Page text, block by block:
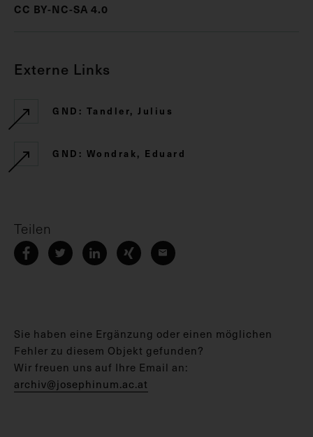
CC BY-NC-SA 4.0
Externe Links
GND: Tandler, Julius
GND: Wondrak, Eduard
Teilen
Sie haben eine Ergänzung oder einen möglichen
Fehler zu diesem Objekt gefunden?
Wir freuen uns auf Ihre Email an:
archiv@josephinum.ac.at